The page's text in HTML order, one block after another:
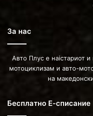
За нас
Авто Плус е наістариот
мотоциклизам и авто-
на
Бесплатно Е-списание